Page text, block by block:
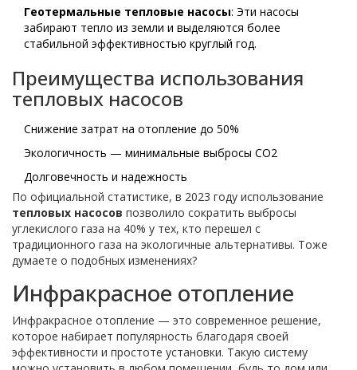
Геотермальные тепловые насосы: Эти насосы
забирают тепло из земли и выделяются более
стабильной эффективностью круглый год.
Преимущества использования
тепловых насосов
Снижение затрат на отопление до 50%
Экологичность — минимальные выбросы CO2
Долговечность и надежность
По официальной статистике, в 2023 году использование
тепловых насосов позволило сократить выбросы
углекислого газа на 40% у тех, кто перешел с
традиционного газа на экологичные альтернативы. Тоже
думаете о подобных изменениях?
Инфракрасное отопление
Инфракрасное отопление — это современное решение,
которое набирает популярность благодаря своей
эффективности и простоте установки. Такую систему